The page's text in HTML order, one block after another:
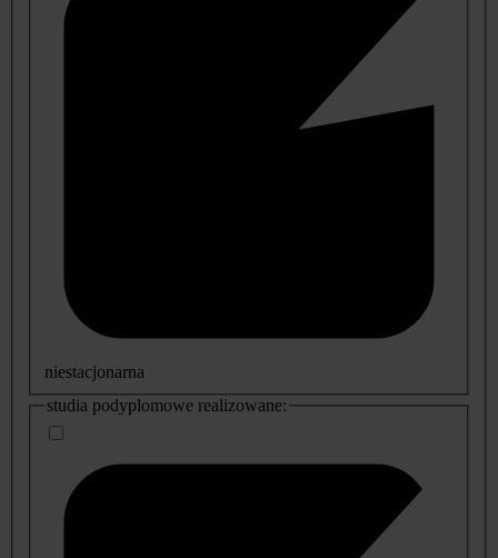
niestacjonarna
studia podyplomowe realizowane: